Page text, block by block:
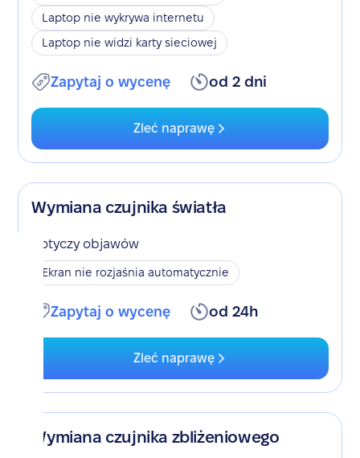
Laptop nie wykrywa internetu
Laptop nie widzi karty sieciowej
Zapytaj o wycenę od 2 dni
Zleć naprawę
Wymiana czujnika światła
Dotyczy objawów
Ekran nie rozjaśnia automatycznie
Zapytaj o wycenę od 24h
Zleć naprawę
Wymiana czujnika zbliżeniowego